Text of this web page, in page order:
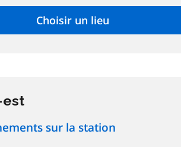
sur la station